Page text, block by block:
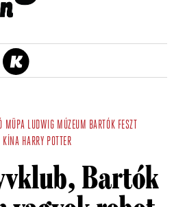
MÜPA LUDWIG MÚZEUM BARTÓK FESZT
KÍNA HARRY POTTER
Bartók